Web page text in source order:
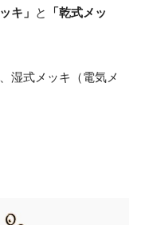
キ」 と
「乾式メッ
湿式メッキ（電気メ